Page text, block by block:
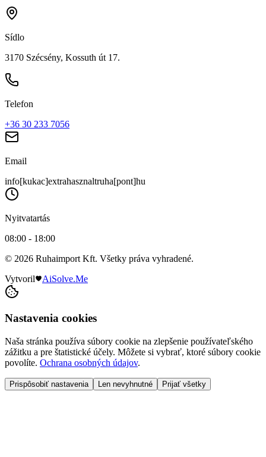
Sídlo
3170 Szécsény, Kossuth út 17.
Telefon
+36 30 233 7056
Email
info[kukac]extrahasznaltruha[pont]hu
Nyitvatartás
08:00 - 18:00
© 2026 Ruhaimport Kft. Všetky práva vyhradené.
Vytvoril
AiSolve.Me
Nastavenia cookies
Naša stránka používa súbory cookie na zlepšenie používateľského
zážitku a pre štatistické účely. Môžete si vybrať, ktoré súbory cookie
povolíte. Ochrana osobných údajov.
Prispôsobiť nastavenia Len nevyhnutné Prijať všetky